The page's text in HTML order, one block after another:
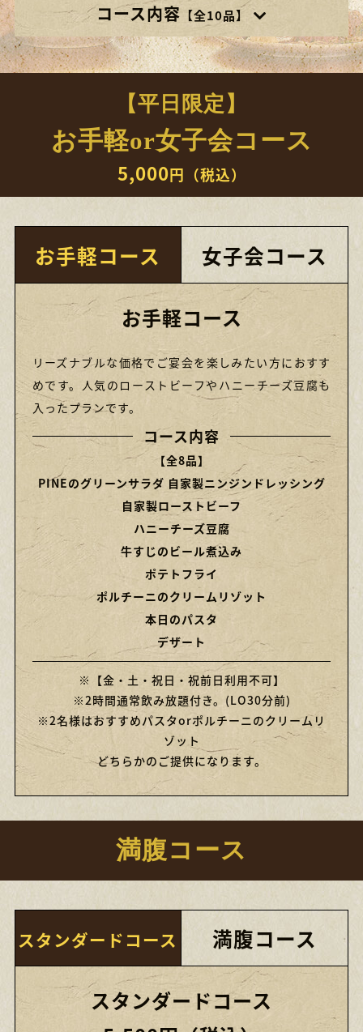
コース内容 【全10品】
【平日限定】
お手軽or女子会コース
5,000円（税込）
お手軽コース 女子会コース
お手軽コース
リーズナブルな価格でご宴会を楽しみたい方におすす
めです。人気のローストビーフやハニーチーズ豆腐も
入ったプランです。
コース内容
【全8品】
PINEのグリーンサラダ 自家製ニンジンドレッシング
自家製ローストビーフ
ハニーチーズ豆腐
牛すじのビール煮込み
ポテトフライ
ポルチーニのクリームリゾット
本日のパスタ
デザート
※【金・土・祝日・祝前日利用不可】
※2時間通常飲み放題付き。(LO30分前)
※2名様はおすすめパスタorポルチーニのクリームリ
ゾット
どちらかのご提供になります。
満腹コース
スタンダードコース 満腹コース
スタンダードコース